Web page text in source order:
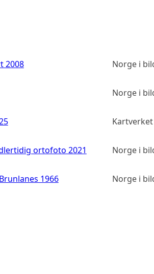
2008 Norge i
Norge i
Kartverket
ortofoto 2021 Norge i
1966 Norge i